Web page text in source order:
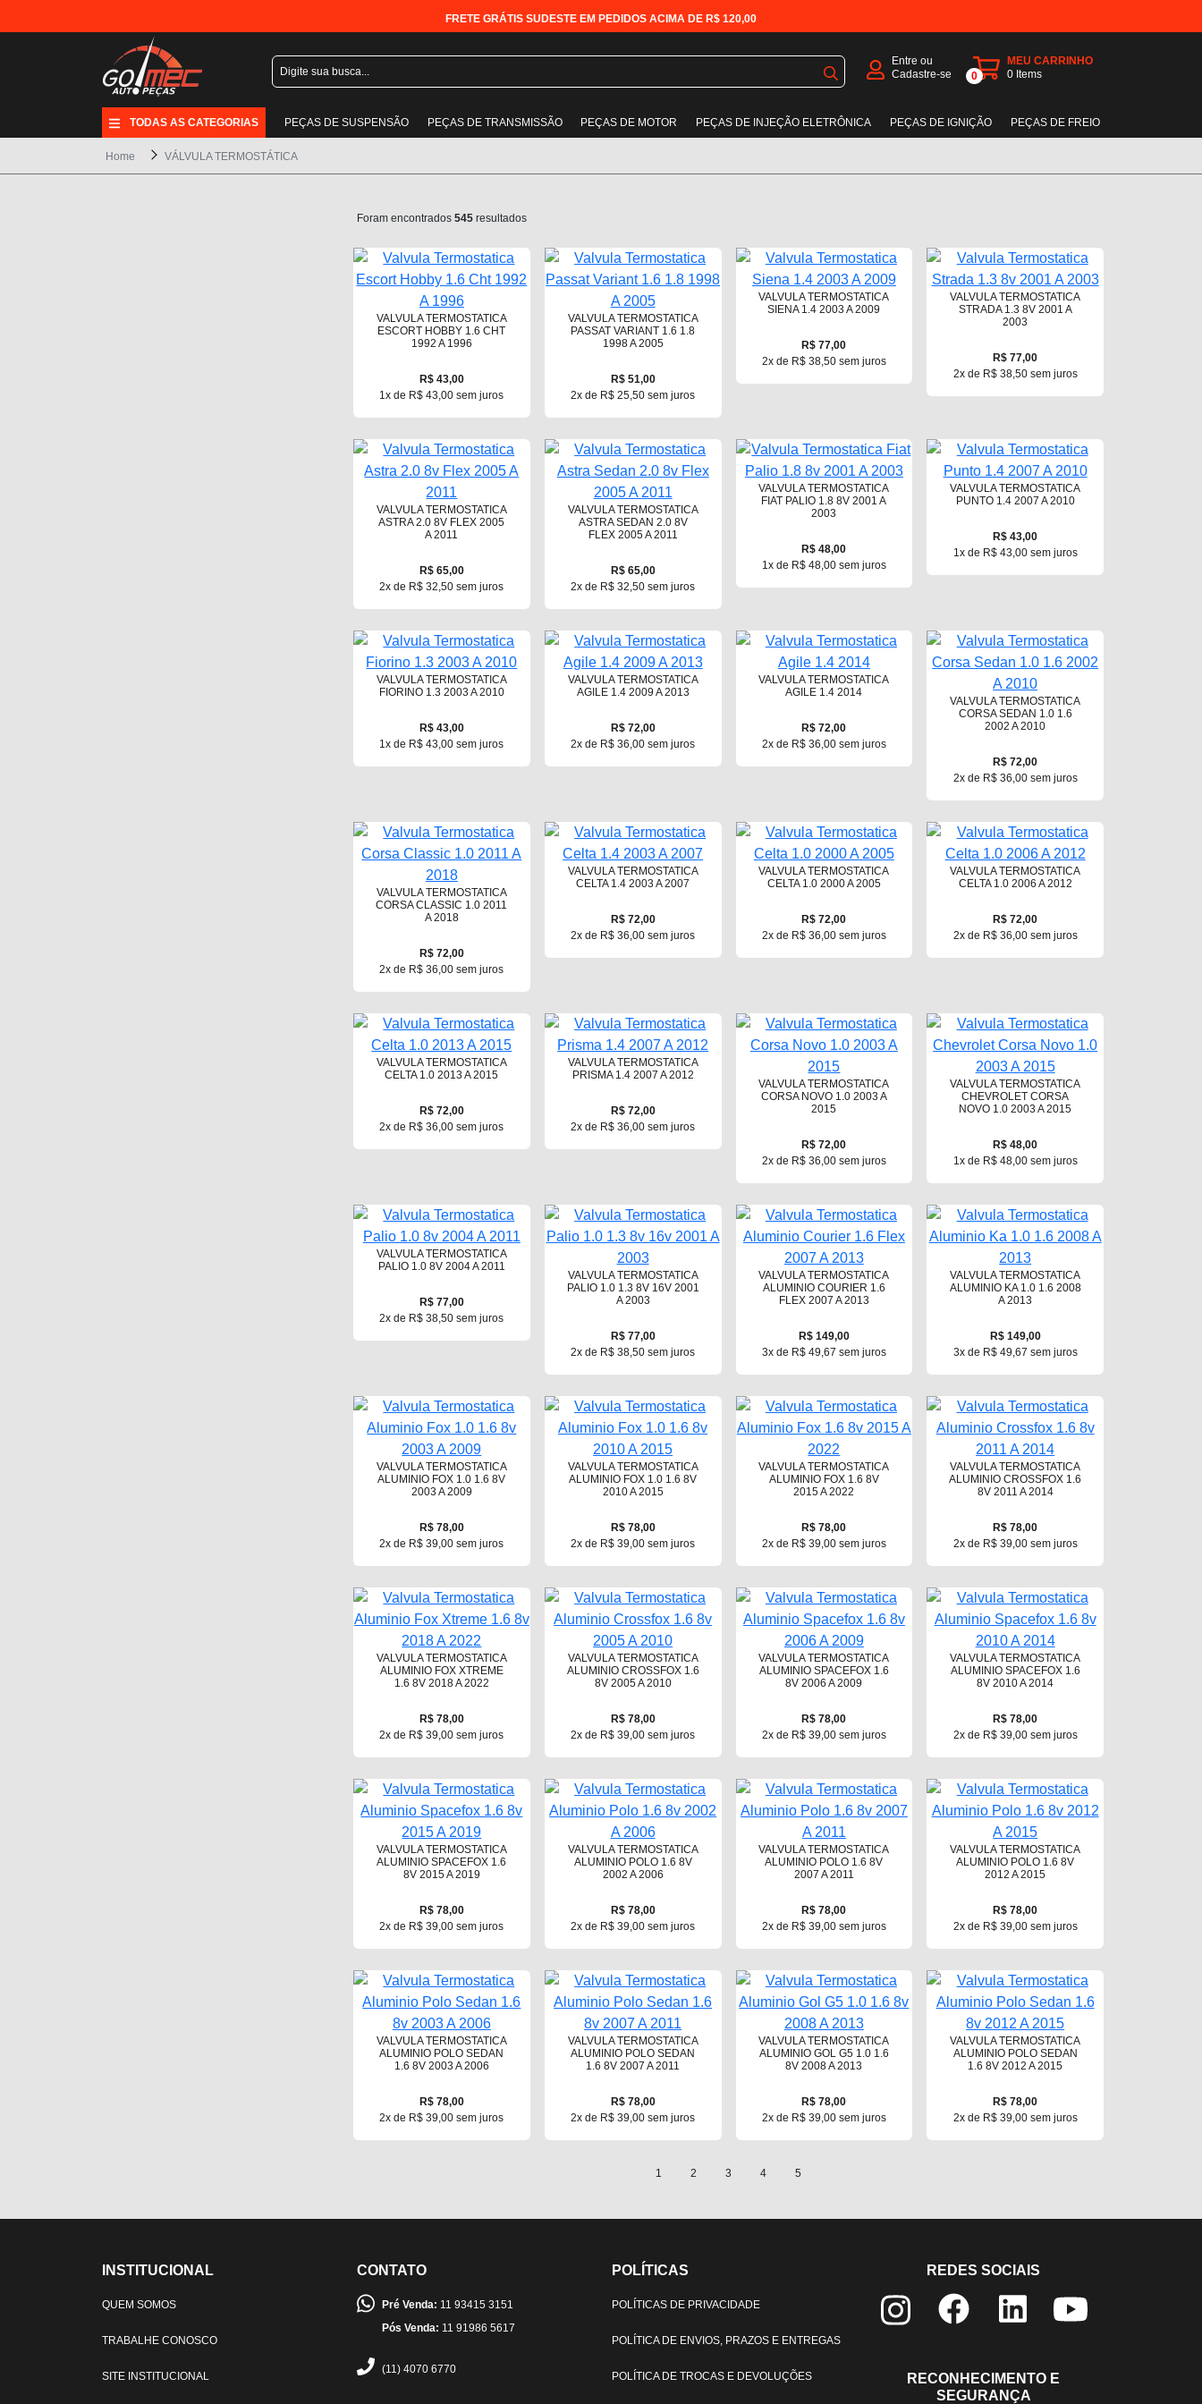
FRETE GRÁTIS SUDESTE EM PEDIDOS ACIMA DE R$ 120,00
Entre ou
Cadastre-se
0
MEU CARRINHO
0 Items
TODAS AS CATEGORIAS PEÇAS DE SUSPENSÃO PEÇAS DE TRANSMISSÃO PEÇAS DE MOTOR PEÇAS DE INJEÇÃO ELETRÔNICA PEÇAS DE IGNIÇÃO PEÇAS DE FREIO
Home VÁLVULA TERMOSTÁTICA
Foram encontrados 545 resultados
VALVULA TERMOSTATICA
ESCORT HOBBY 1.6 CHT
1992 A 1996
R$ 43,00
1x de R$ 43,00 sem juros
VALVULA TERMOSTATICA
PASSAT VARIANT 1.6 1.8
1998 A 2005
R$ 51,00
2x de R$ 25,50 sem juros
VALVULA TERMOSTATICA
SIENA 1.4 2003 A 2009
R$ 77,00
2x de R$ 38,50 sem juros
VALVULA TERMOSTATICA
STRADA 1.3 8V 2001 A
2003
R$ 77,00
2x de R$ 38,50 sem juros
VALVULA TERMOSTATICA
ASTRA 2.0 8V FLEX 2005
A 2011
R$ 65,00
2x de R$ 32,50 sem juros
VALVULA TERMOSTATICA
ASTRA SEDAN 2.0 8V
FLEX 2005 A 2011
R$ 65,00
2x de R$ 32,50 sem juros
VALVULA TERMOSTATICA
FIAT PALIO 1.8 8V 2001 A
2003
R$ 48,00
1x de R$ 48,00 sem juros
VALVULA TERMOSTATICA
PUNTO 1.4 2007 A 2010
R$ 43,00
1x de R$ 43,00 sem juros
VALVULA TERMOSTATICA
FIORINO 1.3 2003 A 2010
R$ 43,00
1x de R$ 43,00 sem juros
VALVULA TERMOSTATICA
AGILE 1.4 2009 A 2013
R$ 72,00
2x de R$ 36,00 sem juros
VALVULA TERMOSTATICA
AGILE 1.4 2014
R$ 72,00
2x de R$ 36,00 sem juros
VALVULA TERMOSTATICA
CORSA SEDAN 1.0 1.6
2002 A 2010
R$ 72,00
2x de R$ 36,00 sem juros
VALVULA TERMOSTATICA
CORSA CLASSIC 1.0 2011
A 2018
R$ 72,00
2x de R$ 36,00 sem juros
VALVULA TERMOSTATICA
CELTA 1.4 2003 A 2007
R$ 72,00
2x de R$ 36,00 sem juros
VALVULA TERMOSTATICA
CELTA 1.0 2000 A 2005
R$ 72,00
2x de R$ 36,00 sem juros
VALVULA TERMOSTATICA
CELTA 1.0 2006 A 2012
R$ 72,00
2x de R$ 36,00 sem juros
VALVULA TERMOSTATICA
CELTA 1.0 2013 A 2015
R$ 72,00
2x de R$ 36,00 sem juros
VALVULA TERMOSTATICA
PRISMA 1.4 2007 A 2012
R$ 72,00
2x de R$ 36,00 sem juros
VALVULA TERMOSTATICA
CORSA NOVO 1.0 2003 A
2015
R$ 72,00
2x de R$ 36,00 sem juros
VALVULA TERMOSTATICA
CHEVROLET CORSA
NOVO 1.0 2003 A 2015
R$ 48,00
1x de R$ 48,00 sem juros
VALVULA TERMOSTATICA
PALIO 1.0 8V 2004 A 2011
R$ 77,00
2x de R$ 38,50 sem juros
VALVULA TERMOSTATICA
PALIO 1.0 1.3 8V 16V 2001
A 2003
R$ 77,00
2x de R$ 38,50 sem juros
VALVULA TERMOSTATICA
ALUMINIO COURIER 1.6
FLEX 2007 A 2013
R$ 149,00
3x de R$ 49,67 sem juros
VALVULA TERMOSTATICA
ALUMINIO KA 1.0 1.6 2008
A 2013
R$ 149,00
3x de R$ 49,67 sem juros
VALVULA TERMOSTATICA
ALUMINIO FOX 1.0 1.6 8V
2003 A 2009
R$ 78,00
2x de R$ 39,00 sem juros
VALVULA TERMOSTATICA
ALUMINIO FOX 1.0 1.6 8V
2010 A 2015
R$ 78,00
2x de R$ 39,00 sem juros
VALVULA TERMOSTATICA
ALUMINIO FOX 1.6 8V
2015 A 2022
R$ 78,00
2x de R$ 39,00 sem juros
VALVULA TERMOSTATICA
ALUMINIO CROSSFOX 1.6
8V 2011 A 2014
R$ 78,00
2x de R$ 39,00 sem juros
VALVULA TERMOSTATICA
ALUMINIO FOX XTREME
1.6 8V 2018 A 2022
R$ 78,00
2x de R$ 39,00 sem juros
VALVULA TERMOSTATICA
ALUMINIO CROSSFOX 1.6
8V 2005 A 2010
R$ 78,00
2x de R$ 39,00 sem juros
VALVULA TERMOSTATICA
ALUMINIO SPACEFOX 1.6
8V 2006 A 2009
R$ 78,00
2x de R$ 39,00 sem juros
VALVULA TERMOSTATICA
ALUMINIO SPACEFOX 1.6
8V 2010 A 2014
R$ 78,00
2x de R$ 39,00 sem juros
VALVULA TERMOSTATICA
ALUMINIO SPACEFOX 1.6
8V 2015 A 2019
R$ 78,00
2x de R$ 39,00 sem juros
VALVULA TERMOSTATICA
ALUMINIO POLO 1.6 8V
2002 A 2006
R$ 78,00
2x de R$ 39,00 sem juros
VALVULA TERMOSTATICA
ALUMINIO POLO 1.6 8V
2007 A 2011
R$ 78,00
2x de R$ 39,00 sem juros
VALVULA TERMOSTATICA
ALUMINIO POLO 1.6 8V
2012 A 2015
R$ 78,00
2x de R$ 39,00 sem juros
VALVULA TERMOSTATICA
ALUMINIO POLO SEDAN
1.6 8V 2003 A 2006
R$ 78,00
2x de R$ 39,00 sem juros
VALVULA TERMOSTATICA
ALUMINIO POLO SEDAN
1.6 8V 2007 A 2011
R$ 78,00
2x de R$ 39,00 sem juros
VALVULA TERMOSTATICA
ALUMINIO GOL G5 1.0 1.6
8V 2008 A 2013
R$ 78,00
2x de R$ 39,00 sem juros
VALVULA TERMOSTATICA
ALUMINIO POLO SEDAN
1.6 8V 2012 A 2015
R$ 78,00
2x de R$ 39,00 sem juros
1 2 3 4 5
INSTITUCIONAL
QUEM SOMOS
TRABALHE CONOSCO
SITE INSTITUCIONAL
CONTATO
Pré Venda: 11 93415 3151
Pós Venda: 11 91986 5617
(11) 4070 6770
POLÍTICAS
POLÍTICAS DE PRIVACIDADE
POLÍTICA DE ENVIOS, PRAZOS E ENTREGAS
POLÍTICA DE TROCAS E DEVOLUÇÕES
REDES SOCIAIS
RECONHECIMENTO E
SEGURANÇA